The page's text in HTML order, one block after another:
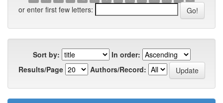
or enter first few letters:
Sort by:
In order:
Results/Page
Authors/Record: